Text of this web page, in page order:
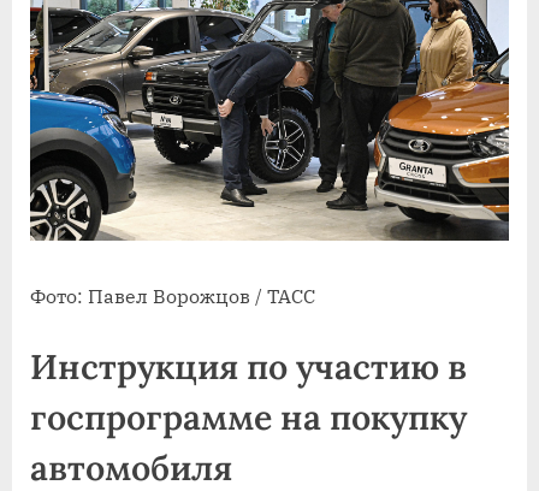
Фото: Павел Ворожцов / ТАСС
Инструкция по участию в
госпрограмме на покупку
автомобиля